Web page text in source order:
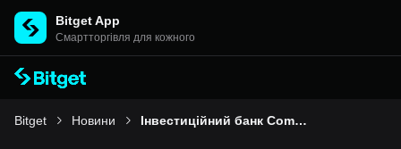
Bitget App
Cмартторгівля для кожного
Bitget Новини Інвестиційний банк Compass Point: ведмежий ринок bitcoin вже на пізній стадії